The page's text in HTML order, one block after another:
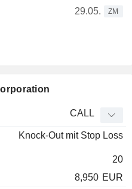
29.05.
ZM
KursCALL
Knock-Out mit Stop Loss
20
8,950 EUR